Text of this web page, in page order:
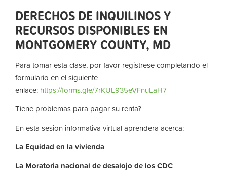
DERECHOS DE INQUILINOS Y
RECURSOS DISPONIBLES EN
MONTGOMERY COUNTY, MD
Para tomar esta clase, por favor registrese completando el
formulario en el siguiente
enlace: https://forms.gle/7rKUL935eVFnuLaH7
Tiene problemas para pagar su renta?
En esta sesion informativa virtual aprendera acerca:
La Equidad en lavivienda
La Moratoria nacional de desalojo de los CDC